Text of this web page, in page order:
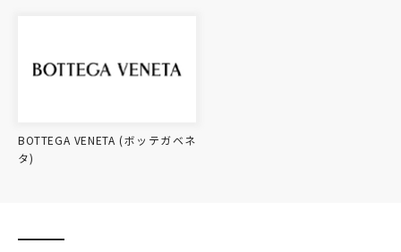
BOTTEGA VENETA (ボッテガベネ
タ)